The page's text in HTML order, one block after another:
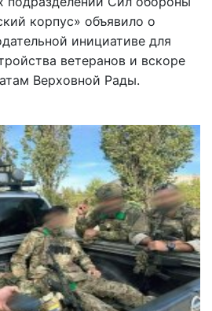
корпус» объявило о
инициативе для
ветеранов и вскоре
Верховной Рады.